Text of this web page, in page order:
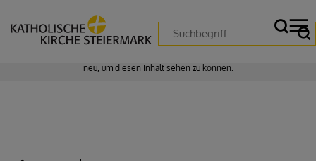
Zustimmung erforderlich!
neu, um diesen Inhalt sehen zu können.